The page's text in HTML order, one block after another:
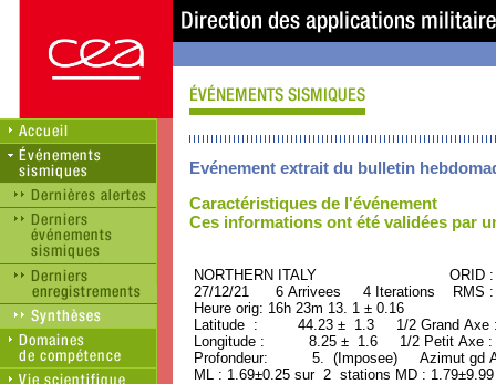
Evénement extrait du bulletin
Caractéristiques de l'événement
Ces informations ont été validées par
NORTHERN ITALY ORID :
27/12/21 6 Arrivees 4 Iterations RMS
Heure orig: 16h 23m 13. 1 ± 0.16
Latitude : 44.23 ± 1.3 1/2 Grand
Longitude : 8.25 ± 1.6 1/2 Petit Axe
Profondeur: 5. (Imposee) Azimut gd
ML : 1.69±0.25 sur 2 stations MD :